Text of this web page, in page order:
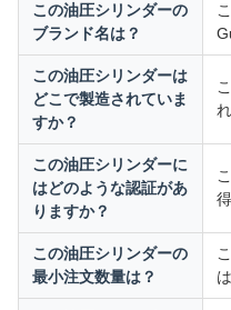
この油圧シリンダーの
ブランド名は？
この油圧シリンダーは
どこで製造されていま
すか？
この油圧シリンダーに
はどのような認証があ
りますか？
この油圧シリンダーの
最小注文数量は？